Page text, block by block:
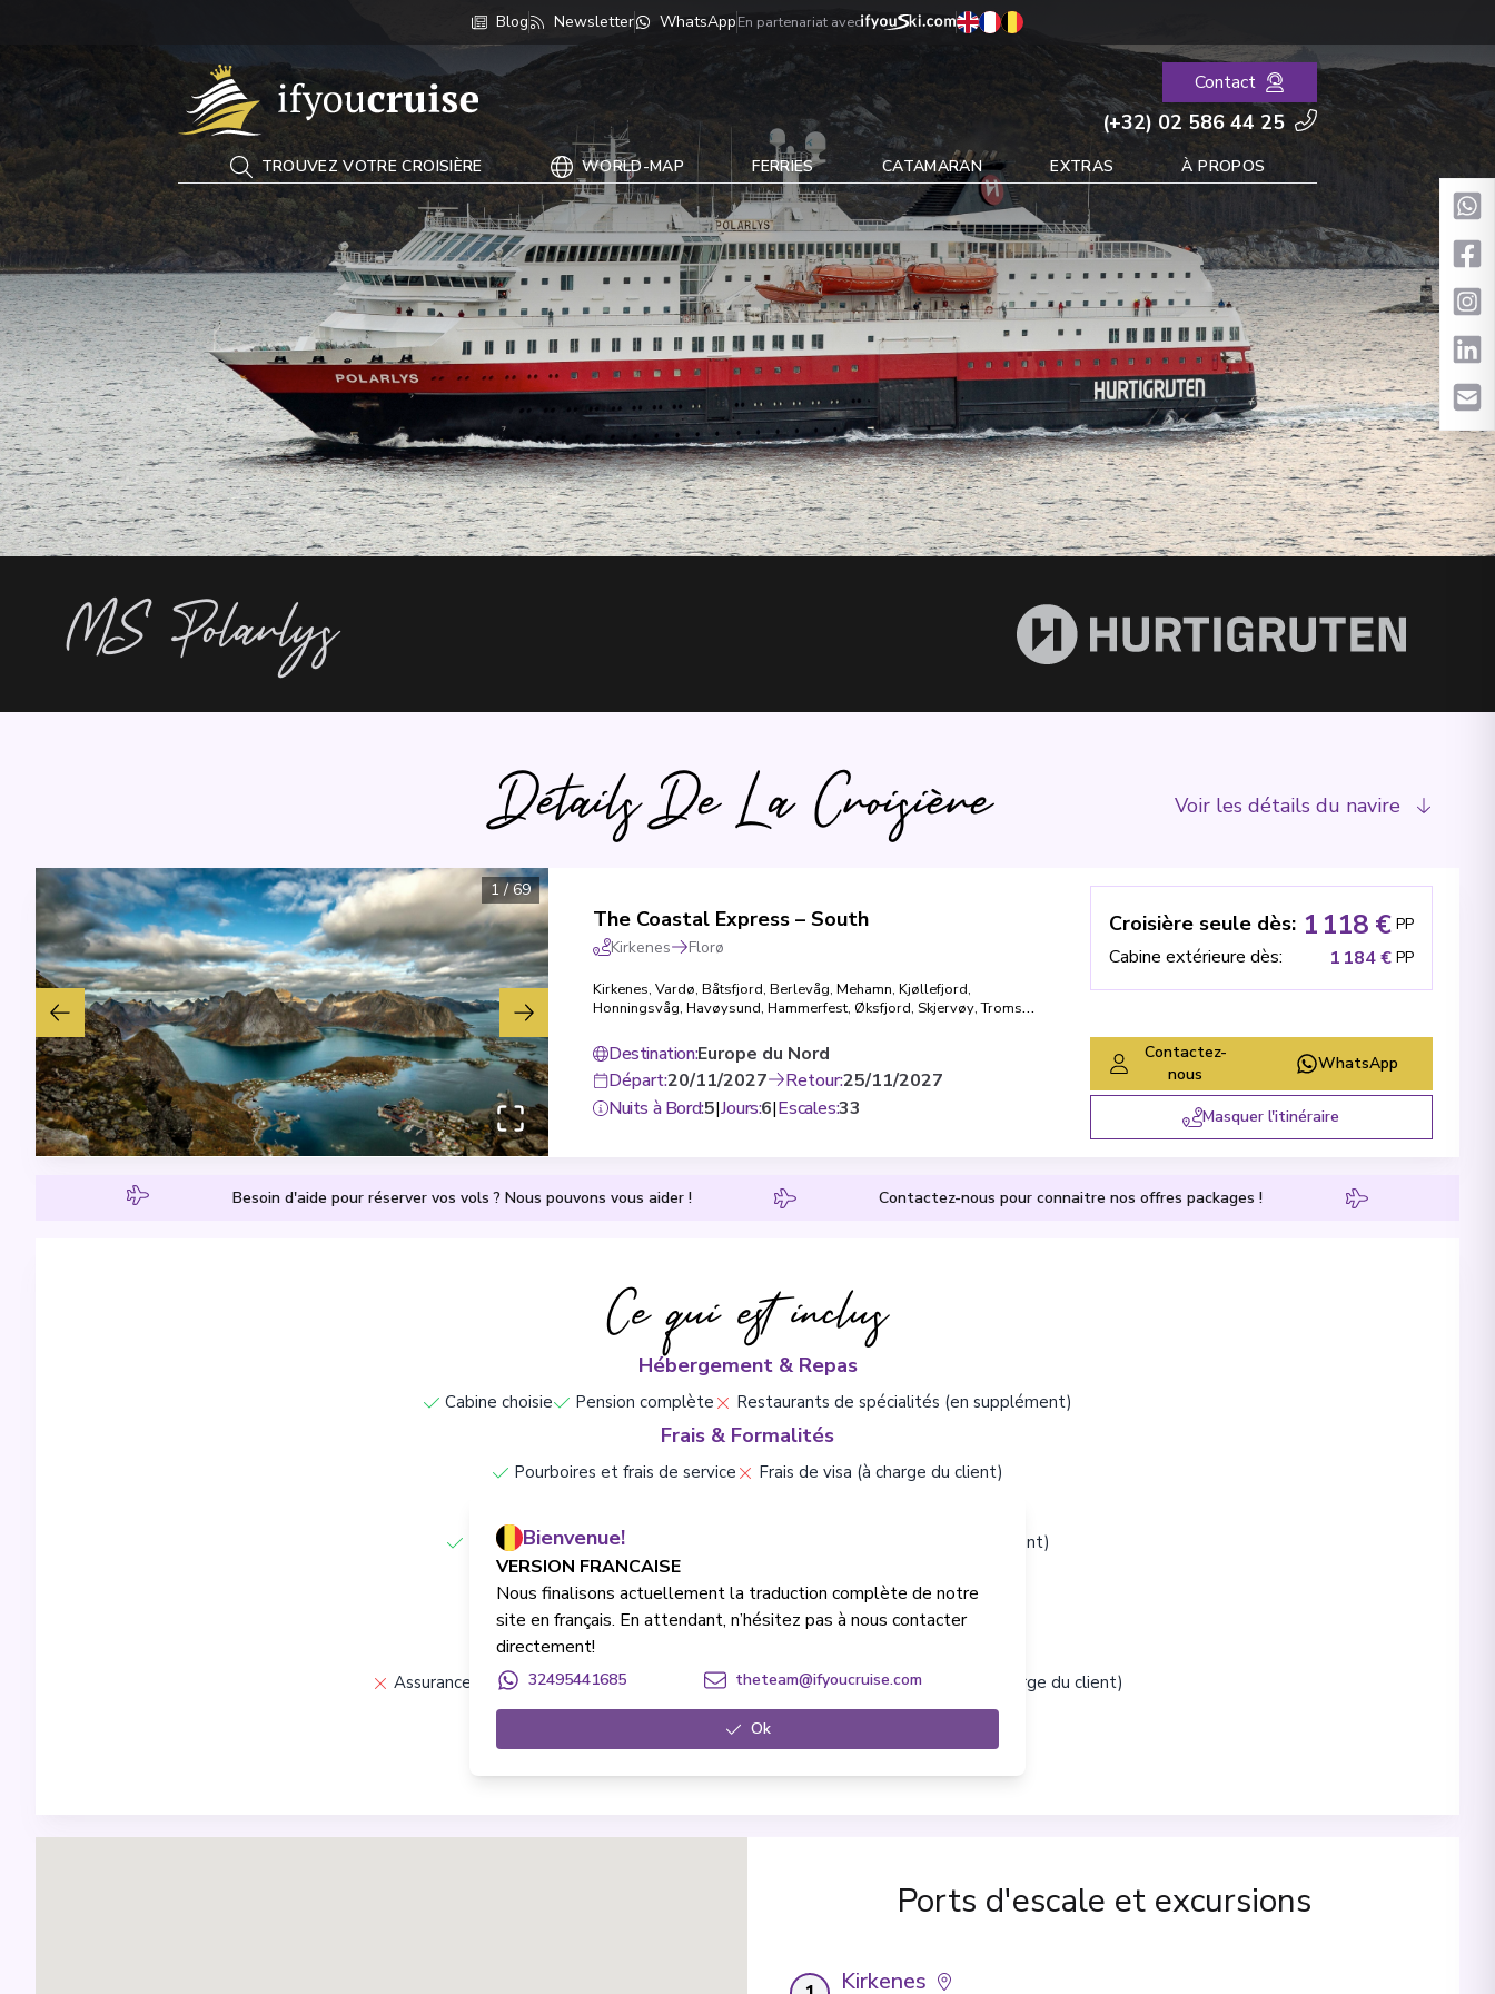
Blog Newsletter WhatsAppEn partenariat avec
If You Cruise Contact
(+32) 02 586 44 25
TROUVEZ VOTRE CROISIÈRE WORLD-MAP FERRIES CATAMARAN EXTRAS À PROPOS
MS Polarlys
Détails De La Croisière Voir les détails du navire
1/69
The Coastal Express – South
Kirkenes Florø
Kirkenes, Vardø, Båtsfjord, Berlevåg, Mehamn, Kjøllefjord,
Honningsvåg, Havøysund, Hammerfest, Øksfjord, Skjervøy,Tromsø,
Stokmarknes,Svolvær, Stamsund,Bodø
Sandnessjøen,Brønnøysund, Rørvik
Molde,Ålesund,Torvik,Måløy,Florø,Bergen
Destination:Europe du Nord
Départ:20/11/2027 Retour:25/11/2027
Nuits à Bord:5|Jours:6|Escales:33
Croisière seule dès: 1 118 € PP
Cabine extérieure dès: 1 184 € PP
Contactez-
nous
WhatsApp
Masquer l'itinéraire
Besoin d'aide pour réserver vos vols ? Nous pouvons vous aider ! Contactez-nous pour connaitre nos offres packages !
Ce qui est inclus
Hébergement & Repas
Cabine choisie Pension complète Restaurants de spécialités (en supplément)
Frais & Formalités
Pourboires et frais de service Frais de visa (à charge du client)
Boissons de base (eau, thé et café) Boissons alcoolisées (en supplément)
Vie à bord & Divertissement
Conférences Wi-Fi
Assurance voyage (à charge du client) Assurance assistance/rapatriement (à charge du client)
Excursions
Excursions (en supplément)
Ports d'escale et excursions
Kirkenes
Bienvenue!
VERSION FRANCAISE
Nous finalisons actuellement la traduction complète de notre
site en français. En attendant, n’hésitez pas à nous contacter
directement!
32495441685 theteam@ifyoucruise.com
Ok